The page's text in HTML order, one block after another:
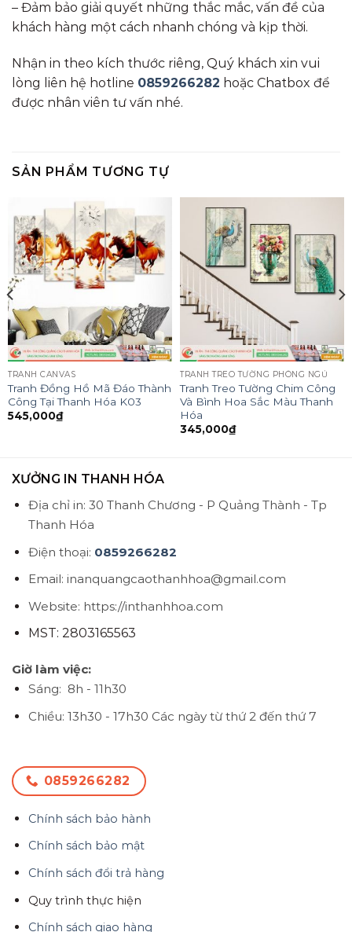
– Đảm bảo giải quyết những thắc mắc, vấn đề của
khách hàng một cách nhanh chóng và kịp thời.
Nhận in theo kích thước riêng, Quý khách xin vui
lòng liên hệ hotline 0859266282 hoặc Chatbox để
được nhân viên tư vấn nhé.
SẢN PHẨM TƯƠNG TỰ
TRANH CANVAS
Tranh Đồng Hồ Mã Đáo Thành
Công Tại Thanh Hóa K03
545,000₫
TRANH TREO TƯỜNG PHÒNG NGỦ
Tranh Treo Tường Chim Công
Và Bình Hoa Sắc Màu Thanh
Hóa
345,000₫
XƯỞNG IN THANH HÓA
Địa chỉ in: 30 Thanh Chương - P Quảng Thành - Tp
Thanh Hóa
Điện thoại: 0859266282
Email: inanquangcaothanhhoa@gmail.com
Website: https://inthanhhoa.com
MST: 2803165563
Giờ làm việc:
Sáng: 8h - 11h30
Chiều: 13h30 - 17h30 Các ngày từ thứ 2 đến thứ 7
0859266282
Chính sách bảo hành
Chính sách bảo mật
Chính sách đổi trả hàng
Quy trình thực hiện
Chính sách giao hàng